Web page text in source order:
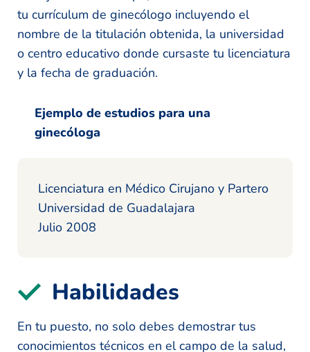
tu currículum de ginecólogo incluyendo el
nombre de la titulación obtenida, la universidad
o centro educativo donde cursaste tu licenciatura
y la fecha de graduación.
Ejemplo de estudios para una
ginecóloga
Licenciatura en Médico Cirujano y Partero
Universidad de Guadalajara
Julio 2008
Habilidades
En tu puesto, no solo debes demostrar tus
conocimientos técnicos en el campo de la salud,